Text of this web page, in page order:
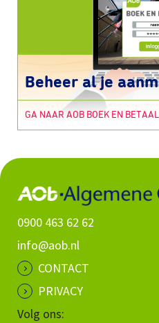
Beheer al je
GA NAAR AOB BOEK EN BETAAL
0900 463 62 62
info@aob.nl
CONTACT
PRIVACY
Volg ons: